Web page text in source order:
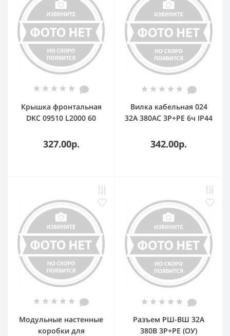
Крышка фронтальная
DKC 09510 L2000 60
327.00р.
Вилка кабельная 024
32А 380AC 3P+PE 6ч IP44
342.00р.
Модульные настенные
коробки для
Разъем РШ-ВШ 32А
380В 3P+PE (ОУ)